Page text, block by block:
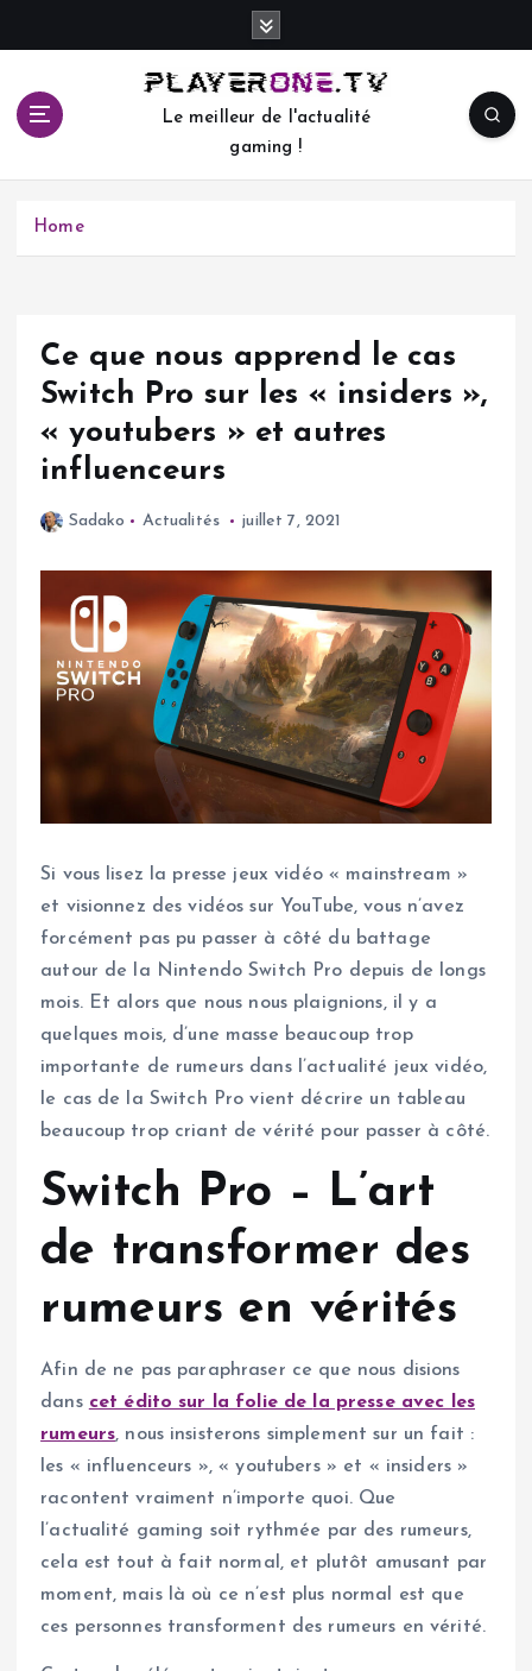
c
Le meilleur de l'actualité
gaming !
Home
Ce que nous apprend le cas
Switch Pro sur les « insiders »,
« youtubers » et autres
influenceurs
Sadako Actualités juillet 7, 2021
Si vous lisez la presse jeux vidéo « mainstream »
et visionnez des vidéos sur YouTube, vous n’avez
forcément pas pu passer à côté du battage
autour de la Nintendo Switch Pro depuis de longs
mois. Et alors que nous nous plaignions, il y a
quelques mois, d’une masse beaucoup trop
importante de rumeurs dans l’actualité jeux vidéo,
le cas de la Switch Pro vient décrire un tableau
beaucoup trop criant de vérité pour passer à côté.
Switch Pro – L’art
de transformer des
rumeurs en vérités
Afin de ne pas paraphraser ce que nous disions
dans cet édito sur la folie de
la presse avec les
rumeurs, nous insisterons simplement sur un fait :
les « influenceurs », « youtubers » et « insiders »
racontent vraiment n’importe quoi. Que
l’actualité gaming soit rythmée par des rumeurs,
cela est tout à fait normal, et plutôt amusant par
moment, mais là où ce n’est plus normal est que
ces personnes transforment des rumeurs en vérité.